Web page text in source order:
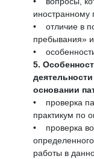
иностранному
• отличие в
пребывания»
•
5.
основании
• проверка
практикум по
• проверка
работы в